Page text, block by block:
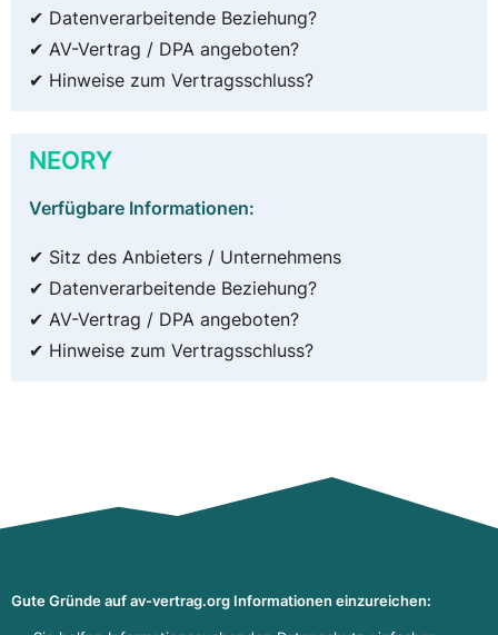
✔ Datenverarbeitende Beziehung?
✔ AV-Vertrag / DPA angeboten?
✔ Hinweise zum Vertragsschluss?
NEORY
Verfügbare Informationen:
✔ Sitz des Anbieters / Unternehmens
✔ Datenverarbeitende Beziehung?
✔ AV-Vertrag / DPA angeboten?
✔ Hinweise zum Vertragsschluss?
Gute Gründe auf av-vertrag.org Informationen einzureichen: